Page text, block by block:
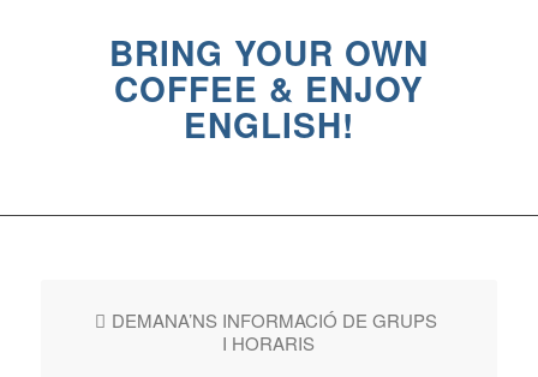
BRING YOUR OWN
COFFEE & ENJOY
ENGLISH!
DEMANA’NS INFORMACIÓ DE GRUPS
I HORARIS